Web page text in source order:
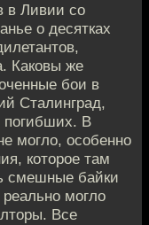
в Ливии со
о десятках
Каковы же
бои в
Сталинград,
погибших. В
могло, особенно
которое там
смешные байки
могло
Все